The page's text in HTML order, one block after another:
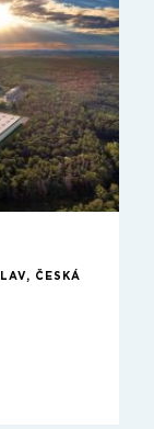
ČESKÁ